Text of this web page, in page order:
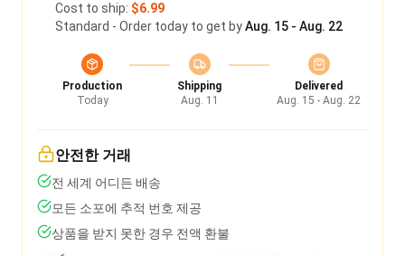
Cost to ship: $6.99
Standard - Order today to get byAug. 15 - Aug. 22
Production
Today
Shipping
Aug. 11
Delivered
Aug. 15 - Aug. 22
안전한 거래
전 세계 어디든 배송
모든 소포에 추적 번호 제공
상품을 받지 못한 경우 전액 환불